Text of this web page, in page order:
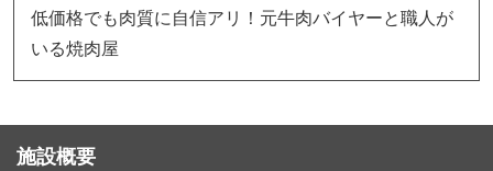
低価格でも肉質に自信アリ！元牛肉バイヤーと職人が
いる焼肉屋
施設概要